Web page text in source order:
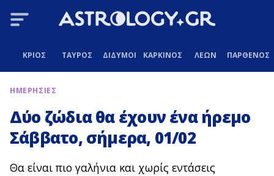
ΚΡΙΟΣ ΤΑΥΡΟΣ ΔΙΔΥΜΟΙ ΚΑΡΚΙΝΟΣ ΛΕΩΝ ΠΑΡΘΕΝΟΣ
ΗΜΕΡΗΣΙΕΣ
Δύο ζώδια θα έχουν ένα ήρεμο
Σάββατο, σήμερα, 01/02
Θα είναι πιο γαλήνια και χωρίς εντάσεις